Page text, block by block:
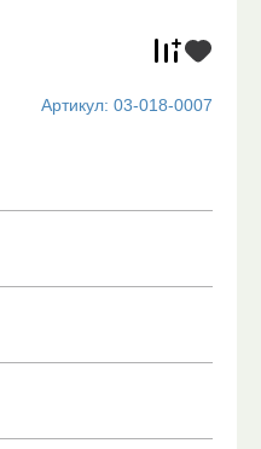
Артикул: 03-018-0007